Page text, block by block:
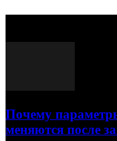
Почему
меняются после